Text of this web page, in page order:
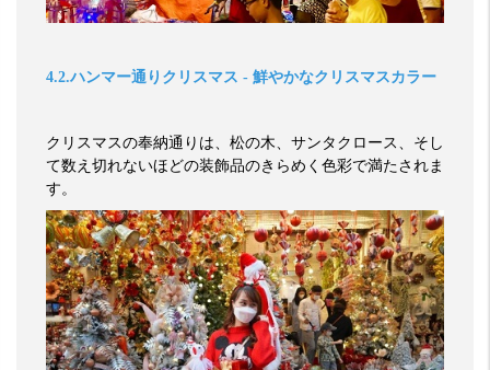
4.2.ハンマー通りクリスマス - 鮮やかなクリスマスカラー
クリスマスの奉納通りは、松の木、サンタクロース、そし
て数え切れないほどの装飾品のきらめく色彩で満たされま
す。